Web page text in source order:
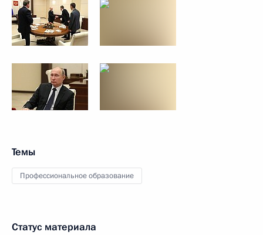
Темы
Профессиональное образование
Статус материала